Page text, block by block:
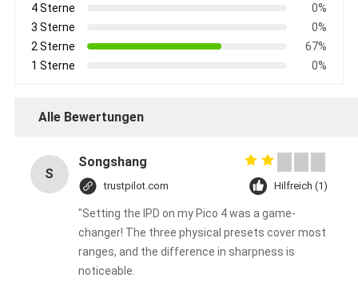
4 Sterne
0%
3 Sterne
0%
2 Sterne
67%
1 Sterne
0%
Alle Bewertungen
S
Songshang
trustpilot.com Hilfreich (1)
"Setting the IPD on my Pico 4 was a game-
changer! The three physical presets cover most
ranges, and the difference in sharpness is
noticeable.